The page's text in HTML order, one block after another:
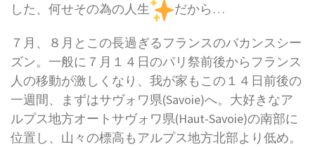
した、何せその為の人生
だから…
７月、８月とこの長過ぎるフランスのバカンスシー
ズン。一般に７月１４日のパリ祭前後からフランス
人の移動が激しくなり、我が家もこの１４日前後の
一週間、まずはサヴォワ県(Savoie)へ。大好きなア
ルプス地方オートサヴォワ県(Haut-Savoie)の南部に
位置し、山々の標高もアルプス地方北部より低め。